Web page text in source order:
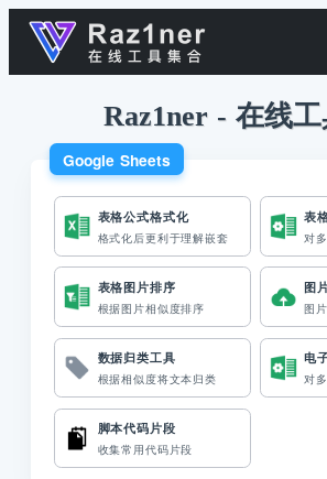
Raz1ner - 在线
Google Sheets
表格公式格式化
格式化后更利于理解嵌套
表
对
表格图片排序
根据图片相似度排序
图
图
数据归类工具
根据相似度将文本归类
电
对
脚本代码片段
收集常用代码片段